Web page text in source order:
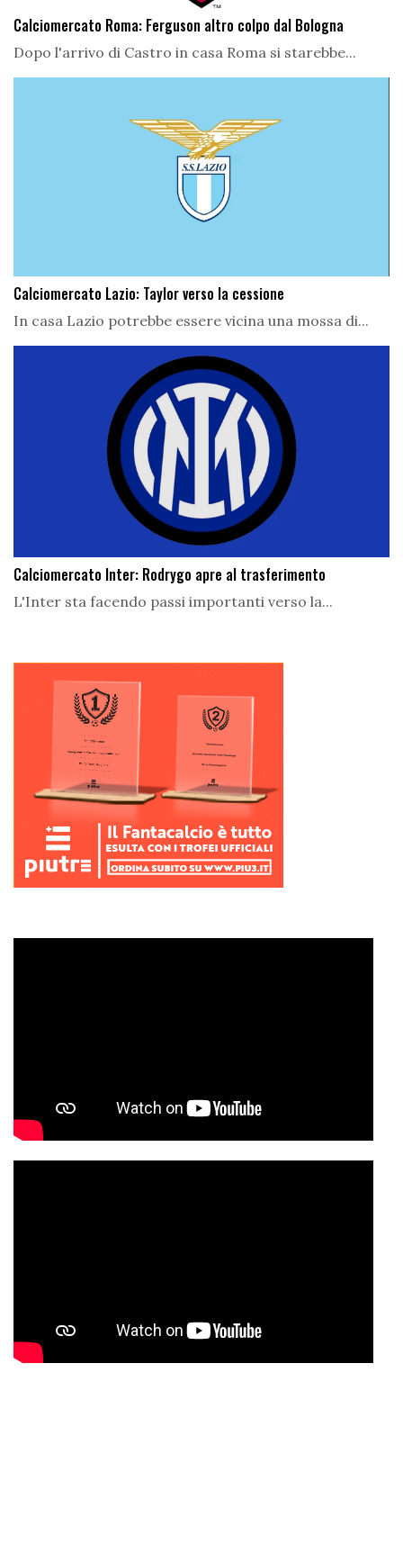
Calciomercato Roma: Ferguson altro colpo dal Bologna
Dopo l'arrivo di Castro in casa Roma si starebbe...
Calciomercato Lazio: Taylor verso la cessione
In casa Lazio potrebbe essere vicina una mossa di...
Calciomercato Inter: Rodrygo apre al trasferimento
L'Inter sta facendo passi importanti verso la...